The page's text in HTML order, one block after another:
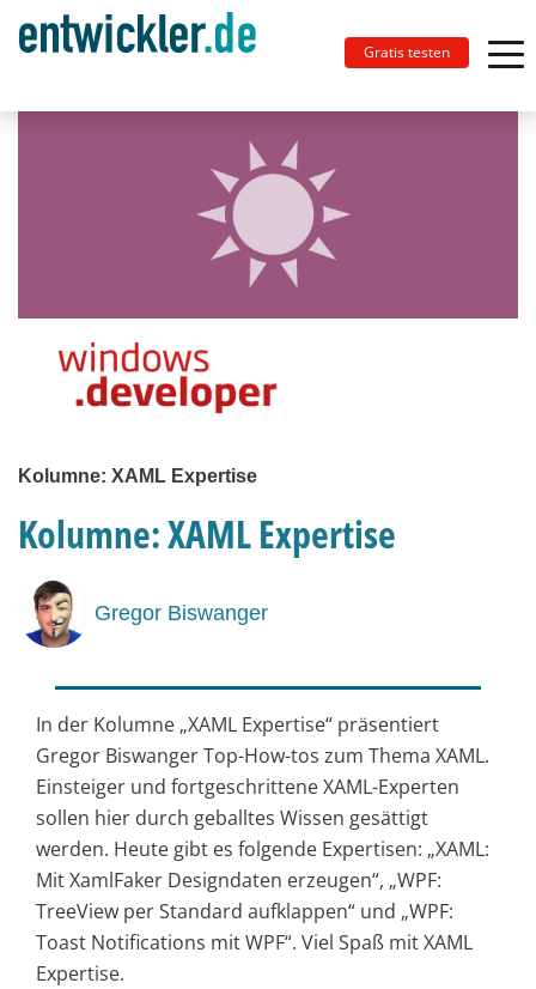
Gratis testen
Kolumne: XAML Expertise
Kolumne: XAML Expertise
Gregor Biswanger
In der Kolumne „XAML Expertise“ präsentiert
Gregor Biswanger Top-How-tos zum Thema XAML.
Einsteiger und fortgeschrittene XAML-Experten
sollen hier durch geballtes Wissen gesättigt
werden. Heute gibt es folgende Expertisen: „XAML:
Mit XamlFaker Designdaten erzeugen“, „WPF:
TreeView per Standard aufklappen“ und „WPF:
Toast Notifications mit WPF“. Viel Spaß mit XAML
Expertise.